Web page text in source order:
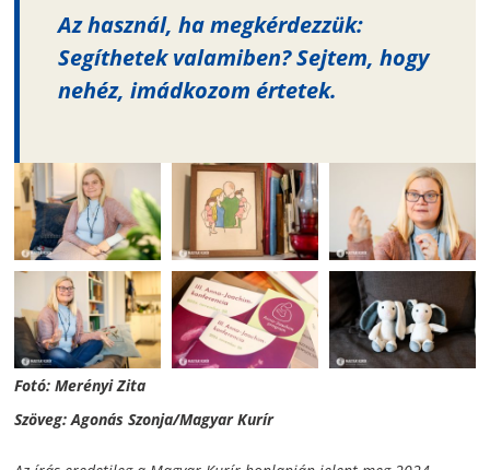
Az használ, ha megkérdezzük:
Segíthetek valamiben? Sejtem, hogy
nehéz, imádkozom értetek.
Fotó: Merényi Zita
Szöveg:Agonás Szonja/Magyar Kurír